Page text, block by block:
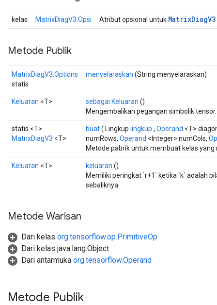
kelas MatrixDiagV3.Opsi Atribut opsional untuk MatrixDiagV3
Metode Publik
MatrixDiagV3.Options
statis
menyelaraskan (String menyelaraskan)
Keluaran <T> sebagai Keluaran ()
Mengembalikan pegangan simbolik tensor.
statis <T>
MatrixDiagV3 <T>
buat( Lingkup lingkup , Operand <T>
numRows, Operand <Integer> numCols,
Metode pabrik untuk membuat kelas
Keluaran <T> keluaran ()
Memiliki peringkat `r+1` ketika `k` adalah
sebaliknya.
Metode Warisan
Dari kelas org.tensorflow.op.PrimitiveOp
Dari kelas java.lang.Object
Dari antarmuka org.tensorflow.Operand
Metode Publik